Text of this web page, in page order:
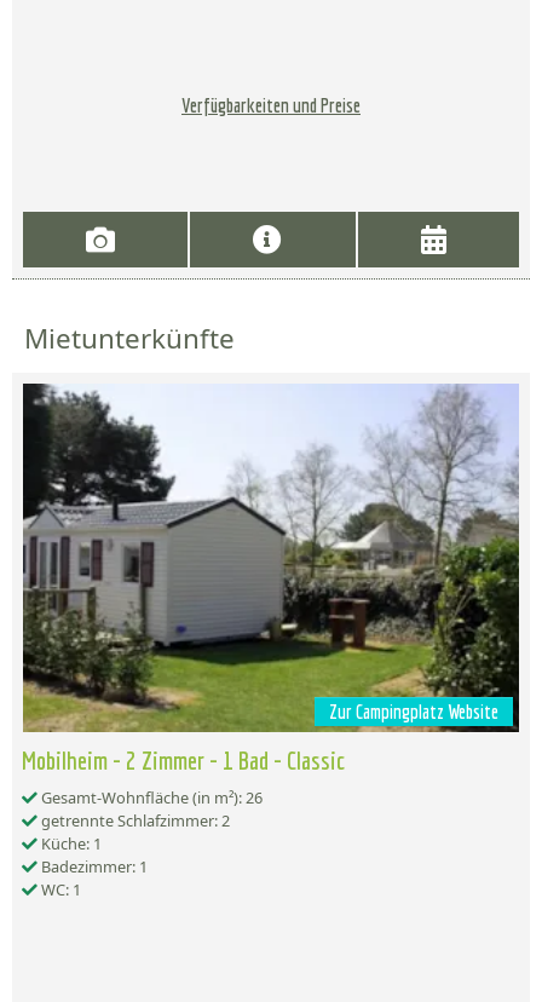
Verfügbarkeiten und Preise
Mietunterkünfte
Zur Campingplatz Website
Mobilheim - 2 Zimmer - 1 Bad - Classic
Gesamt-Wohnfläche (in m²): 26
getrennte Schlafzimmer: 2
Küche: 1
Badezimmer: 1
WC: 1